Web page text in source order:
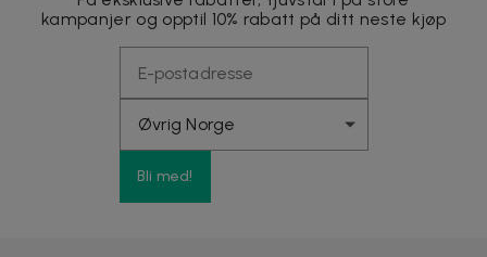
kampanjer og opptil 10% rabatt på ditt neste kjøp
Bli med!